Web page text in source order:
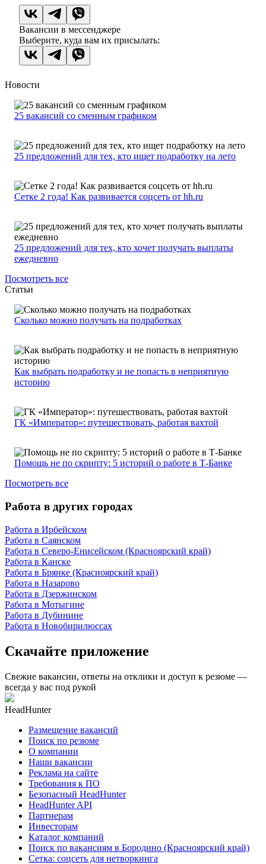
Вакансии в мессенджере
Выберите, куда вам их присылать:
Новости
25 вакансий со сменным графиком
25 предложений для тех, кто ищет подработку на лето
Сетке 2 года! Как развивается соцсеть от hh.ru
25 предложений для тех, кто хочет получать выплаты
ежедневно
Посмотреть все
Статьи
Сколько можно получать на подработках
Как выбрать подработку и не попасть в неприятную
историю
ГК «Император»: путешествовать, работая вахтой
Помощь не по скрипту: 5 историй о работе в Т-Банке
Посмотреть все
Работа в других городах
Работа в Ирбейском
Работа в Саянском
Работа в Северо-Енисейском (Красноярский край)
Работа в Канске
Работа в Брянке (Красноярский край)
Работа в Назарово
Работа в Дзержинском
Работа в Мотыгине
Работа в Дубинине
Работа в Новобирилюссах
Скачайте приложение
Свежие вакансии, ответы на отклики и доступ к резюме —
всегда у вас под рукой
HeadHunter
Размещение вакансий
Поиск по резюме
О компании
Наши вакансии
Реклама на сайте
Требования к ПО
Безопасный HeadHunter
HeadHunter API
Партнерам
Инвесторам
Каталог компаний
Поиск по вакансиям в Бородино (Красноярский край)
Сетка: соцсеть для нетворкинга